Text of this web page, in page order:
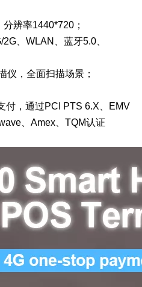
辨率1440*720；
、WLAN、蓝牙5.0、
仪，全面扫描场景；
付，通过PCI PTS 6.X、EMV
、Amex、TQM认证